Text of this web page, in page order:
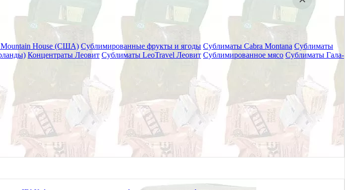
House (США) Сублимированные фрукты и ягоды Сублиматы Cabra Montana Сублиматы
Концентраты Леовит Сублиматы LeoTravel Леовит Сублимированное мясо Сублиматы Гала-
50 г